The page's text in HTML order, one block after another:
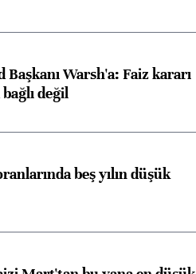
Başkanı Warsh'a: Faiz kararı
değil
beş yılın düşük